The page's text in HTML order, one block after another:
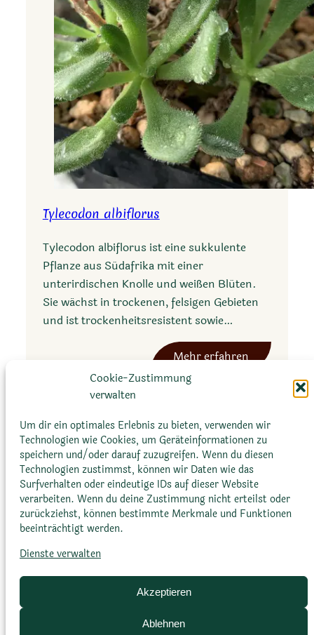
Cookie-Zustimmung
verwalten
Um dir ein optimales Erlebnis zu bieten, verwenden wir
Technologien wie Cookies, um Geräteinformationen zu
speichern und/oder darauf zuzugreifen. Wenn du diesen
Technologien zustimmst, können wir Daten wie das
Surfverhalten oder eindeutige IDs auf dieser Website
verarbeiten. Wenn du deine Zustimmung nicht erteilst oder
zurückziehst, können bestimmte Merkmale und Funktionen
beeinträchtigt werden.
Dienste verwalten
Akzeptieren
Ablehnen
m
Tylecodon albiflorus
Tylecodon albiflorus ist eine sukkulente
Pflanze aus Südafrika mit einer
unterirdischen Knolle und weißen Blüten.
Sie wächst in trockenen, felsigen Gebieten
und ist trockenheitsresistent sowie…
Mehr erfahren
e
c
o
d
o
n
b
GlossarDatenschutz­erklärungImpressum
Cookie-Richtlinie (EU)Bildnachweise